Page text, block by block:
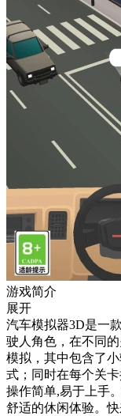
游戏简介
展开
汽车模拟器3D是一
驶人角色，在不同
模拟，其中包含了
式；同时在每个关
操作简单,易于上手
舒适的休闲体验。